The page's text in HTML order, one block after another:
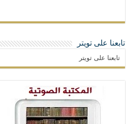
تابعنا على تويتر
تابعنا على تويتر